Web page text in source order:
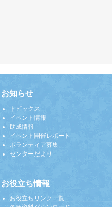
お知らせ
トピックス
イベント情報
助成情報
イベント開催レポート
ボランティア募集
センターだより
お役立ち情報
お役立ちリンク一覧